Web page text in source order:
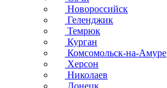
Новороссийск
Геленджик
Темрюк
Курган
Комсомольск-на-Амуре
Херсон
Николаев
Донецк